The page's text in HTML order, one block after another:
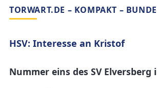
TORWART.DE – KOMPAKT –
HSV: Interesse an Kristof
Nummer eins des SV Elversberg